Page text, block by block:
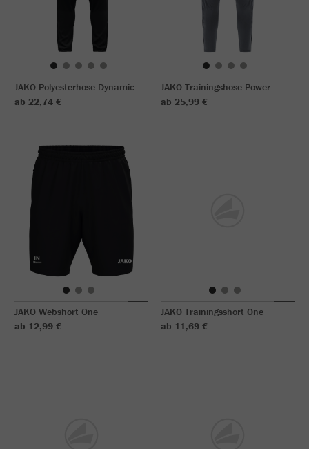
JAKO Polyesterhose Dynamic
ab 22,74 €
JAKO Trainingshose Power
ab 25,99 €
JAKO Webshort One
ab 12,99 €
JAKO Trainingsshort One
ab 11,69 €